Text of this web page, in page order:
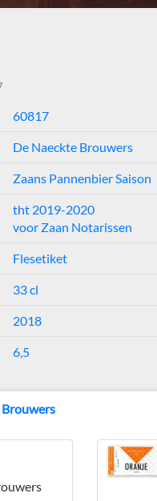
60817
De Naeckte Brouwers
Zaans Pannenbier Saison
tht 2019-2020
voor Zaan Notarissen
Flesetiket
33 cl
2018
6,5